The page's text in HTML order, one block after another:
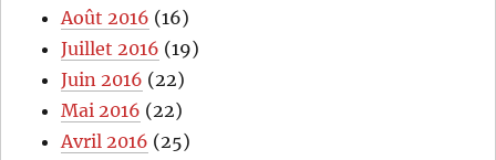
Août 2016 (16)
Juillet 2016 (19)
Juin 2016 (22)
Mai 2016 (22)
Avril 2016 (25)